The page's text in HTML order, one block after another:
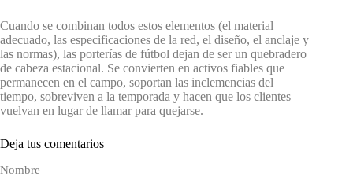
Cuando se combinan todos estos elementos (el material
adecuado, las especificaciones de la red, el diseño, el anclaje y
las normas), las porterías de fútbol dejan de ser un quebradero
de cabeza estacional. Se convierten en activos fiables que
permanecen en el campo, soportan las inclemencias del
tiempo, sobreviven a la temporada y hacen que los clientes
vuelvan en lugar de llamar para quejarse.
Deja tus comentarios
Nombre